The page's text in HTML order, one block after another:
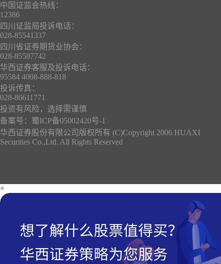
中国证监会热线：
12386
四川证监局投诉电话：
028-85541337
四川省证券期货业协会：
028-85587742
华西证券客服及投诉电话：
95584 4008-888-818
投诉传真：
028-86611771
投资有风险，选择需谨慎
备案号： 蜀ICP备05002420号-1
华西证券股份有限公司版权所有 (C)Copyright 2006 HUAXI
Securities Co.,Ltd. All Rights Reserved
×